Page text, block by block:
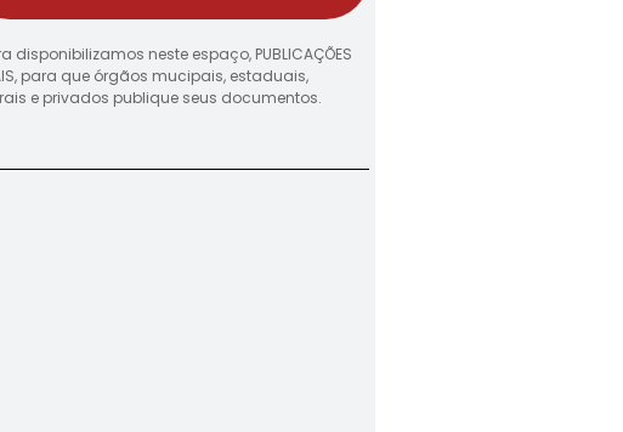
disponibilizamos neste espaço, PUBLICAÇÕES
para que órgãos mucipais, estaduais,
e privados publique seus documentos.